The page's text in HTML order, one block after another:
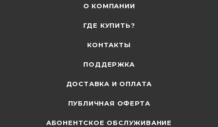
О КОМПАНИИ
ГДЕ КУПИТЬ?
КОНТАКТЫ
ПОДДЕРЖКА
ДОСТАВКА И ОПЛАТА
ПУБЛИЧНАЯ ОФЕРТА
АБОНЕНТСКОЕ ОБСЛУЖИВАНИЕ